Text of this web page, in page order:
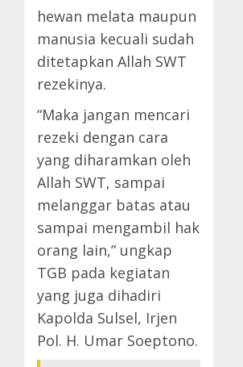
hewan melata maupun
manusia kecuali sudah
ditetapkan Allah SWT
rezekinya.
“Maka jangan mencari
rezeki dengan cara
yang diharamkan oleh
Allah SWT, sampai
melanggar batas atau
sampai mengambil hak
orang lain,” ungkap
TGB pada kegiatan
yang juga dihadiri
Kapolda Sulsel, Irjen
Pol. H. Umar Soeptono.